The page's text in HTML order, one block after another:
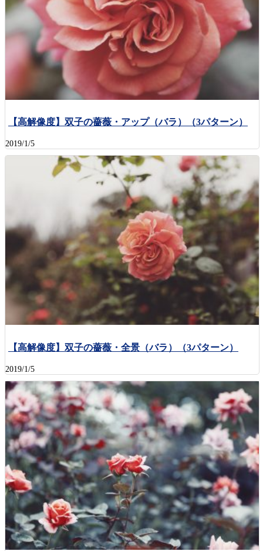
【高解像度】双子の薔薇・アップ（バラ）（3パターン）
2019/1/5
【高解像度】双子の薔薇・全景（バラ）（3パターン）
2019/1/5